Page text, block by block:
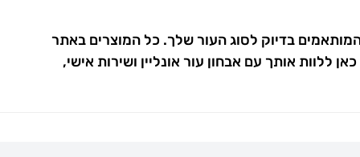
בדיוק לסוג העור שלך. כל המוצרים באתר
ללוות אותך עם אבחון עור אונליין ושירות אישי,